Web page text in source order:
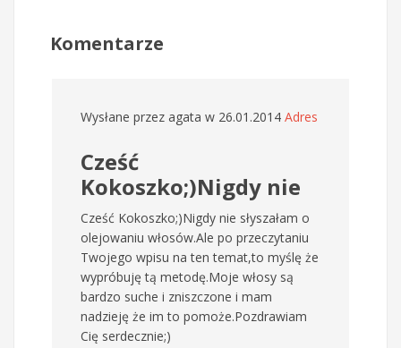
Komentarze
Wysłane przez agata w 26.01.2014 Adres
Cześć
Kokoszko;)Nigdy nie
Cześć Kokoszko;)Nigdy nie słyszałam o
olejowaniu włosów.Ale po przeczytaniu
Twojego wpisu na ten temat,to myślę że
wypróbuję tą metodę.Moje włosy są
bardzo suche i zniszczone i mam
nadzieję że im to pomoże.Pozdrawiam
Cię serdecznie;)